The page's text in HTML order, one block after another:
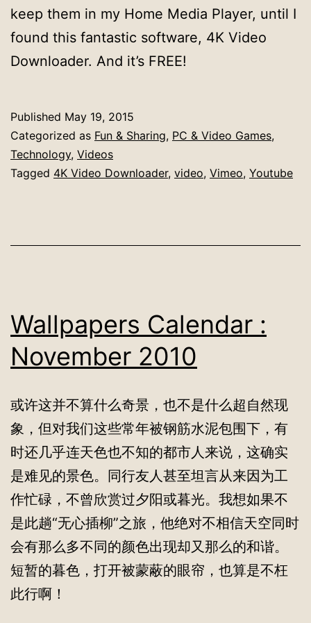
keep them in my Home Media Player, until I
found this fantastic software, 4K Video
Downloader. And it’s FREE!
Published May 19, 2015
Categorized as Fun & Sharing, PC & Video Games,
Technology, Videos
Tagged 4K Video Downloader, video, Vimeo, Youtube
Wallpapers Calendar :
November 2010
或许这并不算什么奇景，也不是什么超自然现
象，但对我们这些常年被钢筋水泥包围下，有
时还几乎连天色也不知的都市人来说，这确实
是难见的景色。同行友人甚至坦言从来因为工
作忙碌，不曾欣赏过夕阳或暮光。我想如果不
是此趟“无心插柳”之旅，他绝对不相信天空同时
会有那么多不同的颜色出现却又那么的和谐。
短暂的暮色，打开被蒙蔽的眼帘，也算是不枉
此行啊！